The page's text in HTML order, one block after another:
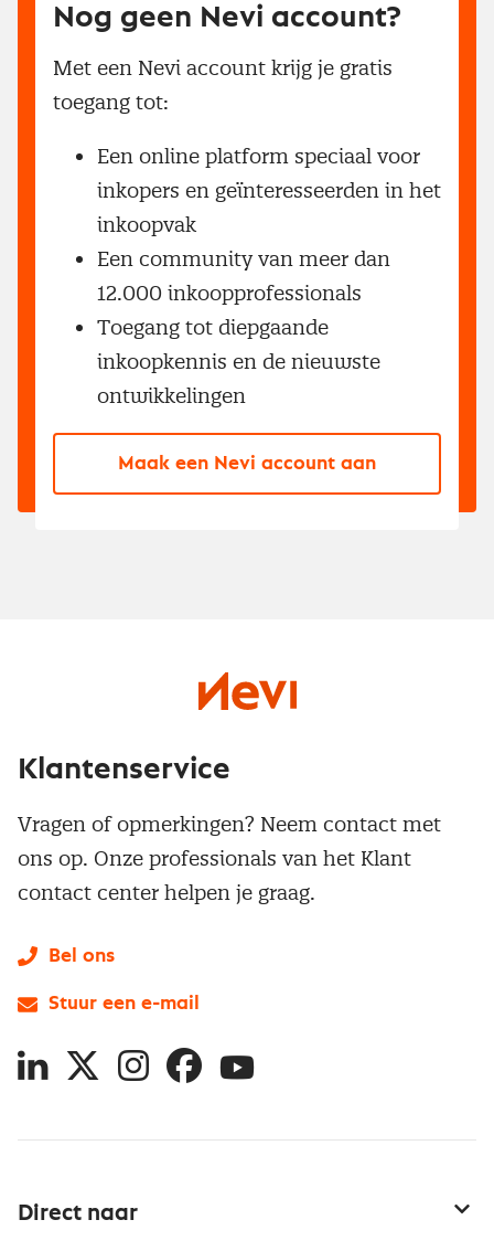
Nog geen Nevi account?
Met een Nevi account krijg je gratis
toegang tot:
Een online platform speciaal voor
inkopers en geïnteresseerden in het
inkoopvak
Een community van meer dan
12.000 inkoopprofessionals
Toegang tot diepgaande
inkoopkennis en de nieuwste
ontwikkelingen
Maak een Nevi account aan
Direct naar
Klantenservice
Vragen of opmerkingen? Neem contact met
ons op. Onze professionals van het Klant
contact center helpen je graag.
Bel ons
Stuur een e-mail
LinkedIn
X InstagramFacebookYouTube